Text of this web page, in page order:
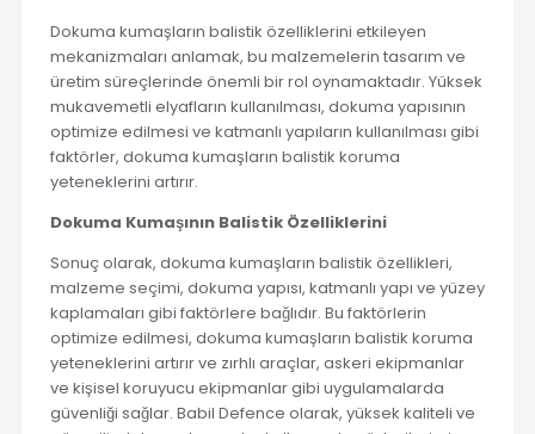
Dokuma kumaşların balistik özelliklerini etkileyen
mekanizmaları anlamak, bu malzemelerin tasarım ve
üretim süreçlerinde önemli bir rol oynamaktadır. Yüksek
mukavemetli elyafların kullanılması, dokuma yapısının
optimize edilmesi ve katmanlı yapıların kullanılması gibi
faktörler, dokuma kumaşların balistik koruma
yeteneklerini artırır.
Dokuma Kumaşının Balistik Özelliklerini
Sonuç olarak, dokuma kumaşların balistik özellikleri,
malzeme seçimi, dokuma yapısı, katmanlı yapı ve yüzey
kaplamaları gibi faktörlere bağlıdır. Bu faktörlerin
optimize edilmesi, dokuma kumaşların balistik koruma
yeteneklerini artırır ve zırhlı araçlar, askeri ekipmanlar
ve kişisel koruyucu ekipmanlar gibi uygulamalarda
güvenliği sağlar. Babil Defence olarak, yüksek kaliteli ve